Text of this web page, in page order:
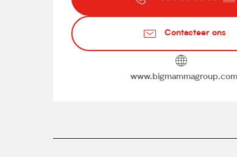
Contacteer ons
www.bigmammagroup.com